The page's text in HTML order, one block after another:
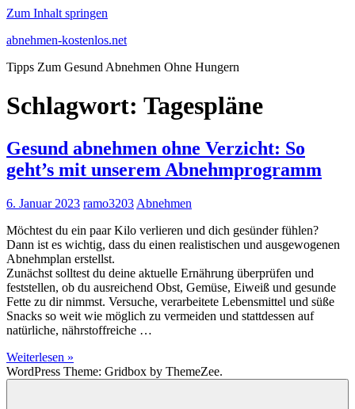
Zum Inhalt springen
abnehmen-kostenlos.net
Tipps Zum Gesund Abnehmen Ohne Hungern
Schlagwort: Tagespläne
Gesund abnehmen ohne Verzicht: So
geht’s mit unserem Abnehmprogramm
6. Januar 2023 ramo3203 Abnehmen
Möchtest du ein paar Kilo verlieren und dich gesünder fühlen?
Dann ist es wichtig, dass du einen realistischen und ausgewogenen
Abnehmplan erstellst.
Zunächst solltest du deine aktuelle Ernährung überprüfen und
feststellen, ob du ausreichend Obst, Gemüse, Eiweiß und gesunde
Fette zu dir nimmst. Versuche, verarbeitete Lebensmittel und süße
Snacks so weit wie möglich zu vermeiden und stattdessen auf
natürliche, nährstoffreiche …
Weiterlesen »
WordPress Theme: Gridbox by ThemeZee.